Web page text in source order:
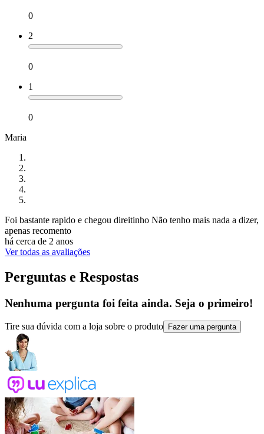
0
2
0
1
0
Maria
Foi bastante rapido e chegou direitinho Não tenho mais nada a dizer,
apenas recomento
há cerca de 2 anos
Ver todas as avaliações
Perguntas e Respostas
Nenhuma pergunta foi feita ainda. Seja o primeiro!
Tire sua dúvida com a loja sobre o produto Fazer uma pergunta